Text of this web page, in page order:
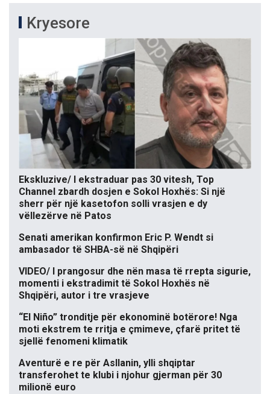
Kryesore
Ekskluzive/ I ekstraduar pas 30 vitesh, Top
Channel zbardh dosjen e Sokol Hoxhës: Si një
sherr për një kasetofon solli vrasjen e dy
vëllezërve në Patos
Senati amerikan konfirmon Eric P. Wendt si
ambasador të SHBA-së në Shqipëri
VIDEO/ I prangosur dhe nën masa të rrepta sigurie,
momenti i ekstradimit të Sokol Hoxhës në
Shqipëri, autor i tre vrasjeve
“El Niño” tronditje për ekonominë botërore! Nga
moti ekstrem te rritja e çmimeve, çfarë pritet të
sjellë fenomeni klimatik
Aventurë e re për Asllanin, ylli shqiptar
transferohet te klubi i njohur gjerman për 30
milionë euro